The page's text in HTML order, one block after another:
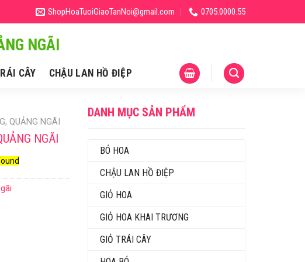
ShopHoaTuoiGiaoTanNoi@gmail.com 0705.0000.55
NGÃI
CÂY CHẬU LAN HỒ ĐIỆP
DANH MỤC SẢN PHẨM
BÓ HOA
CHẬU LAN HỒ ĐIỆP
GIỎ HOA
GIỎ HOA KHAI TRƯƠNG
GIỎ TRÁI CÂY
QUẢNG NGÃI
NGÃI